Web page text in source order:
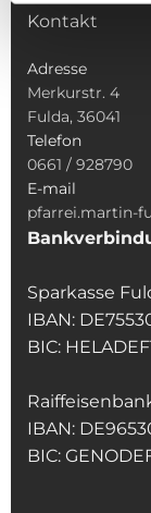
Kontakt
Adresse
Merkurstr. 4
Fulda, 36041
Telefon
0661 / 928790
E-mail
pfarrei.martin-
Sparkasse
IBAN:
BIC:
IBAN:
BIC: